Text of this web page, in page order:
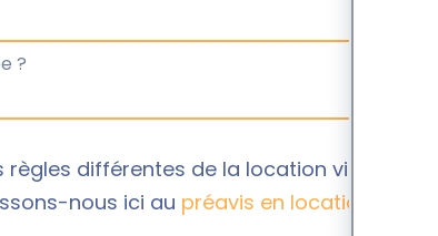
différentes de la location vide
nous ici au préavis en location